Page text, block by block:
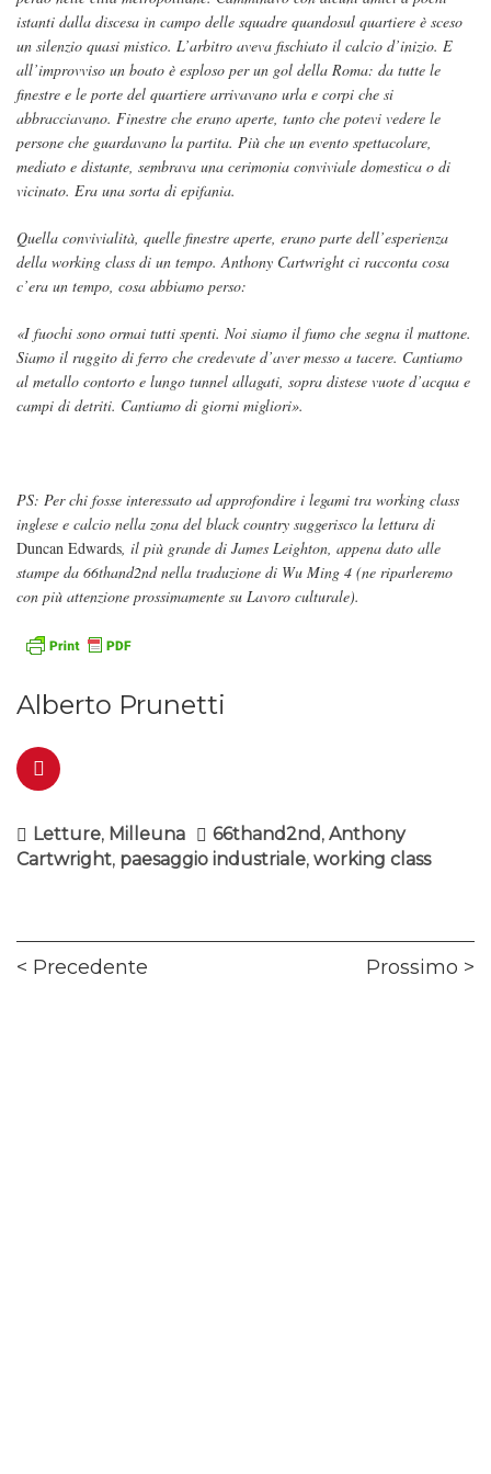
istanti dalla discesa in campo delle squadre quandosul quartiere è sceso
un silenzio quasi mistico. L’arbitro aveva fischiato il calcio d’inizio. E
all’improvviso un boato è esploso per un gol della Roma: da tutte le
finestre e le porte del quartiere arrivavano urla e corpi che si
abbracciavano. Finestre che erano aperte, tanto che potevi vedere le
persone che guardavano la partita. Più che un evento spettacolare,
mediato e distante, sembrava una cerimonia conviviale domestica o di
vicinato. Era una sorta di epifania.
Quella convivialità, quelle finestre aperte, erano parte dell’esperienza
della working class di un tempo. Anthony Cartwright ci racconta cosa
c’era un tempo, cosa abbiamo perso:
«I fuochi sono ormai tutti spenti. Noi siamo il fumo che segna il mattone.
Siamo il ruggito di ferro che credevate d’aver messo a tacere. Cantiamo
al metallo contorto e lungo tunnel allagati, sopra distese vuote d’acqua e
campi di detriti. Cantiamo di giorni migliori».
PS: Per chi fosse interessato ad approfondire i legami tra working class
inglese e calcio nella zona del black country suggerisco la lettura di
Duncan Edwards, il più grande di James Leighton, appena dato alle
stampe da 66thand2nd nella traduzione di Wu Ming 4 (ne riparleremo
con più attenzione prossimamente su Lavoro culturale).
Alberto Prunetti
Letture, Milleuna 66thand2nd, Anthony
Cartwright, paesaggio industriale, working class
Navigazione
Precedente Prossimo